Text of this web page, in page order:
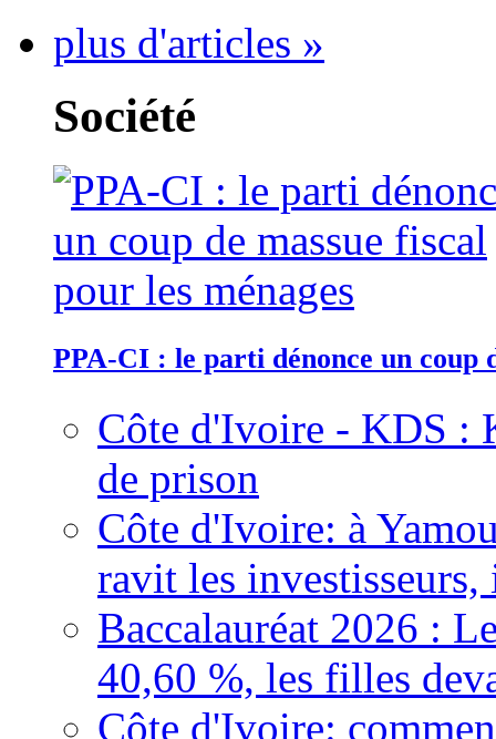
plus d'articles »
Société
PPA-CI : le parti dénonce un coup
Côte d'Ivoire - KDS :
de prison
Côte d'Ivoire: à
ravit les
Baccalauréat 2026 :
40,60 %, les filles
Côte d'Ivoire: